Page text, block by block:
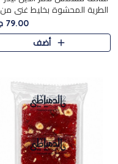
الطرية المحشوة بخليط غني من
جوز الهند الأبيض والمكسرات
الفاخرة، يقدم المذاق الحلو
الطبيعي لقمر الدين و تجمع بين
79.00 جنيه
أضف